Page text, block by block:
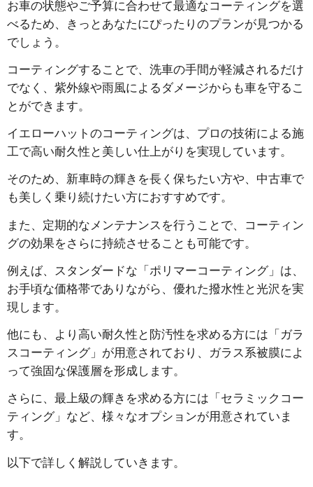
お車の状態やご予算に合わせて最適なコーティングを選
べるため、きっとあなたにぴったりのプランが見つかる
でしょう。
コーティングすることで、洗車の手間が軽減されるだけ
でなく、紫外線や雨風によるダメージからも車を守るこ
とができます。
イエローハットのコーティングは、プロの技術による施
工で高い耐久性と美しい仕上がりを実現しています。
そのため、新車時の輝きを長く保ちたい方や、中古車で
も美しく乗り続けたい方におすすめです。
また、定期的なメンテナンスを行うことで、コーティン
グの効果をさらに持続させることも可能です。
例えば、スタンダードな「ポリマーコーティング」は、
お手頃な価格帯でありながら、優れた撥水性と光沢を実
現します。
他にも、より高い耐久性と防汚性を求める方には「ガラ
スコーティング」が用意されており、ガラス系被膜によ
って強固な保護層を形成します。
さらに、最上級の輝きを求める方には「セラミックコー
ティング」など、様々なオプションが用意されていま
す。
以下で詳しく解説していきます。